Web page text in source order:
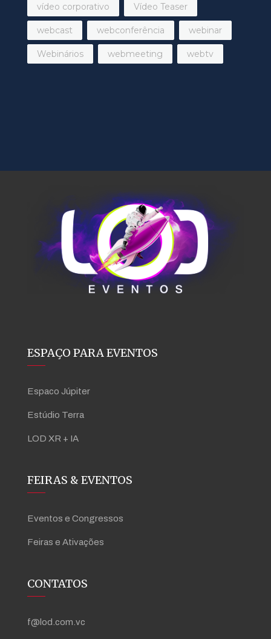
vídeo corporativo Vídeo Teaser
webcast webconferência webinar
Webinários webmeeting webtv
ESPAÇO PARA EVENTOS
Espaco Júpiter
Estúdio Terra
LOD XR + IA
FEIRAS & EVENTOS
Eventos e Congressos
Feiras e Ativações
CONTATOS
f@lod.com.vc